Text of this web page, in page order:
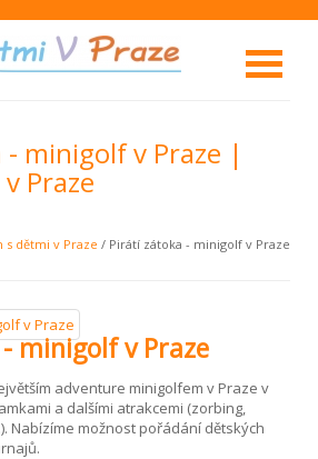
minigolf v Praze |
Praze
s dětmi v Praze / Pirátí zátoka - minigolf v Praze
minigolf v Praze
adventure minigolfem v Praze v
a dalšími atrakcemi (zorbing,
Nabízíme možnost pořádání dětských